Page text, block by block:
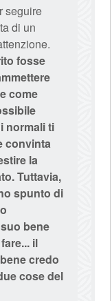
seguire
di un
fosse
come
normali ti
convinta
la
Tuttavia,
spunto di
bene
il
credo
cose del